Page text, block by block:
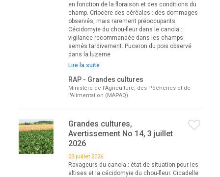
en fonction de la floraison et des conditions du
champ. Criocère des céréales : des dommages
observés, mais rarement préoccupants.
Cécidomyie du chou-fleur dans le canola :
vigilance recommandée dans les champs
semés tardivement. Puceron du pois observé
dans la luzerne
Lire la suite
RAP - Grandes cultures
Ministère de l'Agriculture, des Pêcheries et de
l'Alimentation (MAPAQ)
Grandes cultures,
Avertissement No 14, 3 juillet
2026
03 juillet 2026
Ravageurs du canola : état de situation pour les
altises et la cécidomyie du chou-fleur. Cicadelle